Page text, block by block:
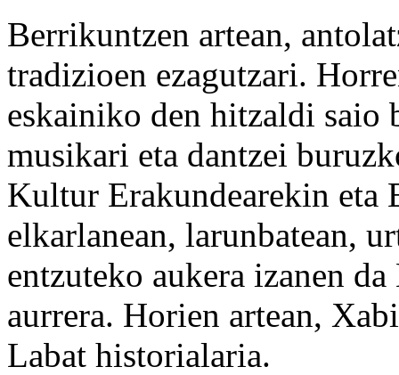
Berrikuntzen artean,
tradizioen ezagutzari.
eskainiko den hitzaldi saio
musikari eta dantzei
Kultur Erakundearekin eta
elkarlanean, larunbatean,
entzuteko aukera izanen
aurrera. Horien artean,
Labat historialaria.